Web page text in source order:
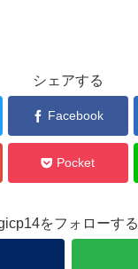
シェアする
Facebook
Pocket
をフォローする